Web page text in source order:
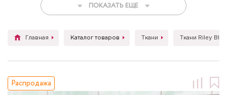
ПОКАЗАТЬ ЕЩЕ
Главная Каталог товаров Ткани Ткани Riley
Распродажа